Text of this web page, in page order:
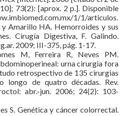
73(2): [aprox. 2 p.]. Disponible
1/1/articulos.
Amarillo HA. Hemorroides y sus
Cirugía Digestiva, F. Galindo.
2009; III-375, pág. 1-17.
M, Ferreira R, Neves PM.
urna cirurgia fora
retrospectivo de 135 cirurgias
longo de quatro décadas. Rev.
abr.-jun. 2006; 24(2): 103-
S. Genética y cáncer colorrectal.